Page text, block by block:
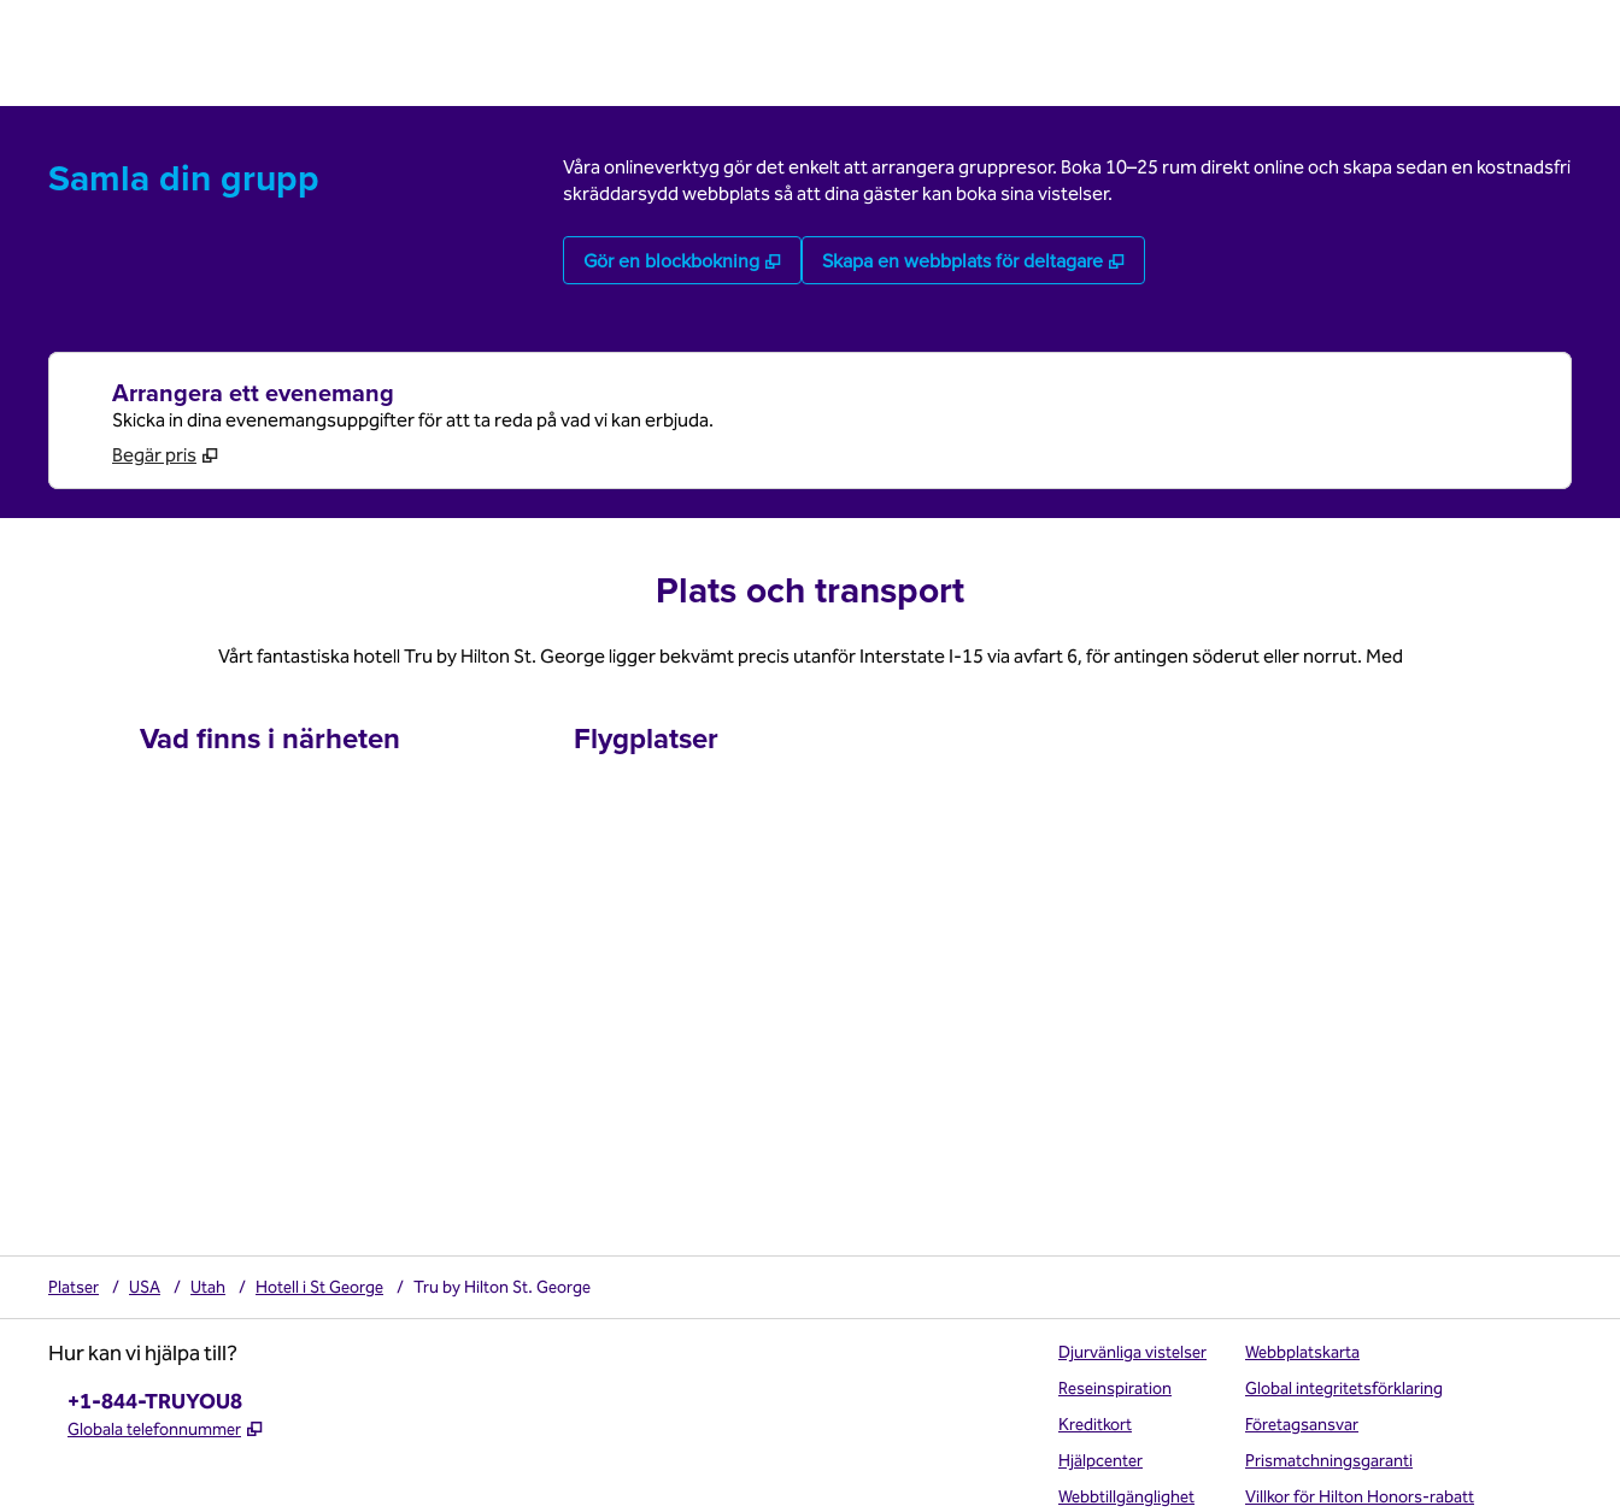
Samla din grupp
Våra onlineverktyg gör det enkelt att arrangera gruppresor. Boka 10–25 rum direkt online och skapa sedan en kostnadsfri
skräddarsydd webbplats så att dina gäster kan boka sina vistelser.
Gör en blockbokning , Öppnas i ny flik
Skapa en webbplats för deltagare ,
Arrangera ett evenemang
Skicka in dina evenemangsuppgifter för att ta reda på vad vi kan erbjuda.
Begär pris
Plats och transport
Vårt fantastiska hotell Tru by Hilton St. George ligger bekvämt precis utanför Interstate I-15 via avfart 6, för antingen söderut eller norrut. Med
Vad finns i närheten Flygplatser
Platser / USA / Utah / Hotell i St George / Tru by Hilton St. George
Hur kan vi hjälpa till?
Telefon:
+1-844-TRUYOU8
Globala telefonnummer ,
Djurvänliga vistelser
Reseinspiration
Kreditkort
Hjälpcenter
Webbtillgänglighet
Webbplatskarta
Global integritetsförklaring
Företagsansvar
Prismatchningsgaranti
Villkor för Hilton Honors-rabatt